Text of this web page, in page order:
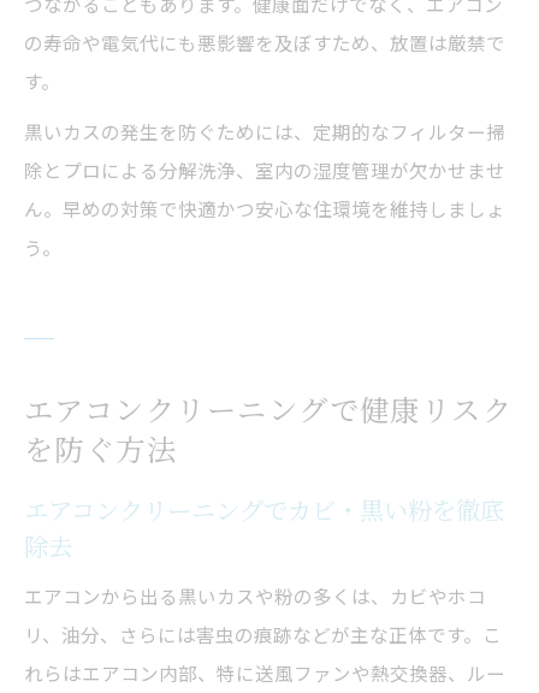
の寿命や電気代にも悪影響を及ぼすため、放置は厳禁で
す。
黒いカスの発生を防ぐためには、定期的なフィルター掃
除とプロによる分解洗浄、室内の湿度管理が欠かせませ
ん。早めの対策で快適かつ安心な住環境を維持しましょ
う。
エアコンクリーニングで健康リスク
を防ぐ方法
エアコンクリーニングでカビ・黒い粉を徹底
除去
エアコンから出る黒いカスや粉の多くは、カビやホコ
リ、油分、さらには害虫の痕跡などが主な正体です。こ
れらはエアコン内部、特に送風ファンや熱交換器、ルー